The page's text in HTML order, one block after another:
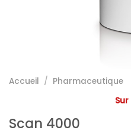
Accueil / Pharmaceutique
Scan 4000